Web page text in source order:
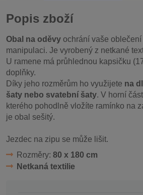
Popis zboží
Obal na oděvy ochrání vaše
manipulaci. Je vyrobený z netkané
U ramene má průhlednou kapsičku
doplňky.
Díky jeho rozměrům ho využijete na
šaty nebo svatební šaty. V horní
kterého pohodlně vložíte ramínko na
je obal sešitý.
Jezdec na zipu se může lišit.
Rozměry: 80 x 180 cm
Netkaná textilie